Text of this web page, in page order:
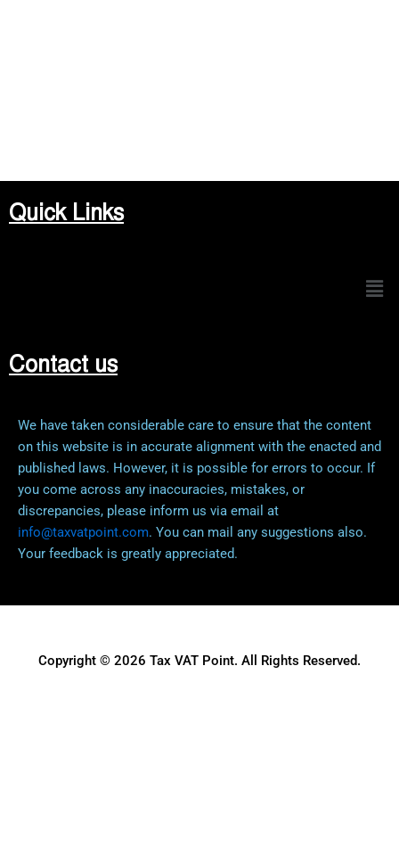
Quick Links
Contact us
We have taken considerable care to ensure that the content
on this website is in accurate alignment with the enacted and
published laws. However, it is possible for errors to occur. If
you come across any inaccuracies, mistakes, or
discrepancies, please inform us via email at
info@taxvatpoint.com. You can mail any suggestions also.
Your feedback is greatly appreciated.
Copyright © 2026 Tax VAT Point. All Rights Reserved.